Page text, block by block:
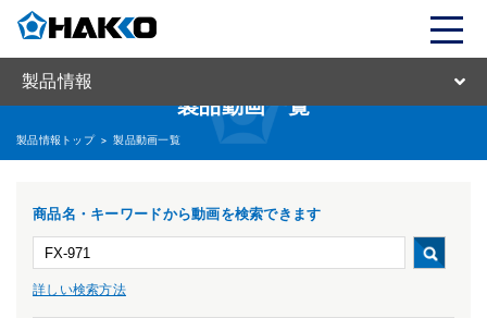
製品情報
製品動画一覧
製品情報トップ > 製品動画一覧
商品名・キーワードから動画を検索できます
詳しい検索方法